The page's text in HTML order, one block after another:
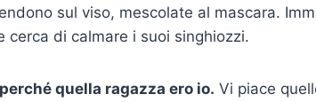
sul viso, mescolate al mascara.
cerca di calmare i suoi singhiozzi.
quella ragazza ero io. Vi piace